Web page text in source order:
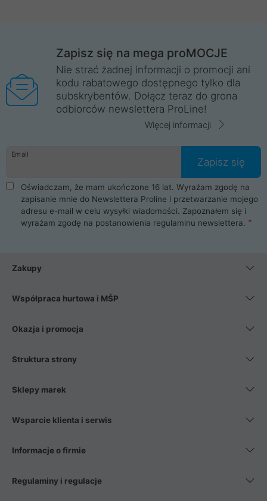
Zapisz się na mega proMOCJE
Nie strać żadnej informacji o promocji ani
kodu rabatowego dostępnego tylko dla
subskrybentów. Dołącz teraz do grona
odbiorców newslettera ProLine!
Więcej informacji
Email
Zapisz się
Oświadczam, że mam ukończone 16 lat. Wyrażam zgodę na
zapisanie mnie do Newslettera Proline i przetwarzanie mojego
adresu e-mail w celu wysyłki wiadomości. Zapoznałem się i
wyrażam zgodę na postanowienia regulaminu newslettera.
Zakupy
Współpraca hurtowa i MŚP
Okazja i promocja
Struktura strony
Sklepy marek
Wsparcie klienta i serwis
Informacje o firmie
Regulaminy i regulacje